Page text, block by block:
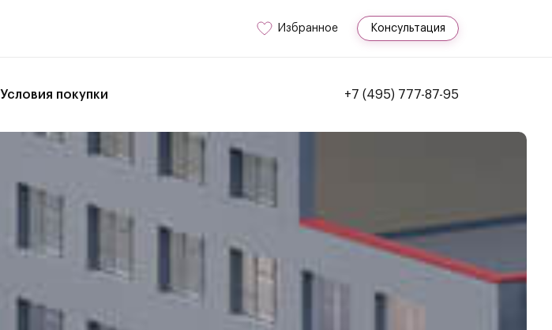
Избранное Консультация
Условия покупки +7 (495) 777-87-95